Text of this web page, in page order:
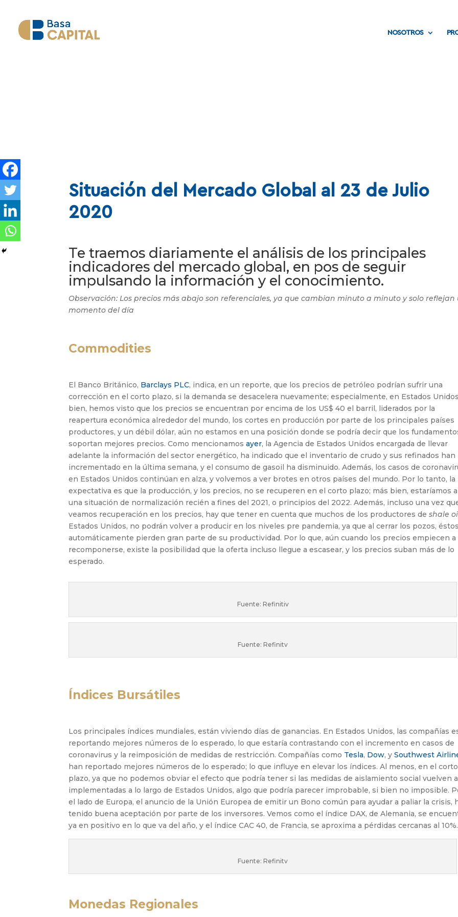
NOSOTROS
Situación del Mercado Global al 23 de Julio
2020
Te traemos diariamente el análisis de los principales
indicadores del mercado global, en pos de seguir
impulsando la información y el conocimiento.
Observación: Los precios más abajo son referenciales, ya que cambian minuto a minuto y solo reflejan
momento del día
Commodities
El Banco Británico, Barclays PLC, indica, en un reporte, que los precios de petróleo podrían sufrir una
corrección en el corto plazo, si la demanda se desacelera nuevamente; especialmente, en Estados
bien, hemos visto que los precios se encuentran por encima de los US$ 40 el barril, liderados por la
reapertura económica alrededor del mundo, los cortes en producción por parte de los principales países
productores, y un débil dólar, aún no estamos en una posición donde se podría decir que los
soportan mejores precios. Como mencionamosayer, la Agencia de Estados Unidos encargada de llevar
adelante la información del sector energético, ha indicado que el inventario de crudo y sus refinados han
incrementado en la última semana, y el consumo de gasoil ha disminuido. Además, los casos de
en Estados Unidos continúan en alza, y volvemos a ver brotes en otros países del mundo. Por lo tanto, la
expectativa es que la producción, y los precios, no se recuperen en el corto plazo; más bien, estaríamos
una situación de normalización recién a fines del 2021, o principios del 2022. Además, incluso una vez
veamos recuperación en los precios, hay que tener en cuenta que muchos de los productores deshale
Estados Unidos, no podrán volver a producir en los niveles pre pandemia, ya que al cerrar los pozos, éstos
automáticamente pierden gran parte de su productividad. Por lo que, aún cuando los precios empiecen a
recomponerse, existe la posibilidad que la oferta incluso llegue a escasear, y los precios suban más de lo
esperado.
Fuente: Refinitiv
Fuente: Refinitv
Índices Bursátiles
Los principales índices mundiales, están viviendo días de ganancias. En Estados Unidos, las compañías
reportando mejores números de lo esperado, lo que estaría contrastando con el incremento en casos de
coronavirus y la reimposición de medidas de restricción. Compañías como Tesla, Dow, ySouthwest
han reportado mejores números de lo esperado; lo que influye en elevar los índices. Al menos, en el corto
plazo, ya que no podemos obviar el efecto que podría tener si las medidas de aislamiento social vuelven
implementadas a lo largo de Estados Unidos, algo que podría parecer improbable, si bien no imposible.
el lado de Europa, el anuncio de la Unión Europea de emitir un Bono común para ayudar a paliar la crisis,
tenido buena aceptación por parte de los inversores. Vemos como el índice DAX, de Alemania, se
ya en positivo en lo que va del año, y el índice CAC 40, de Francia, se aproxima a pérdidas cercanas al 10%.
Fuente: Refinitv
Monedas Regionales